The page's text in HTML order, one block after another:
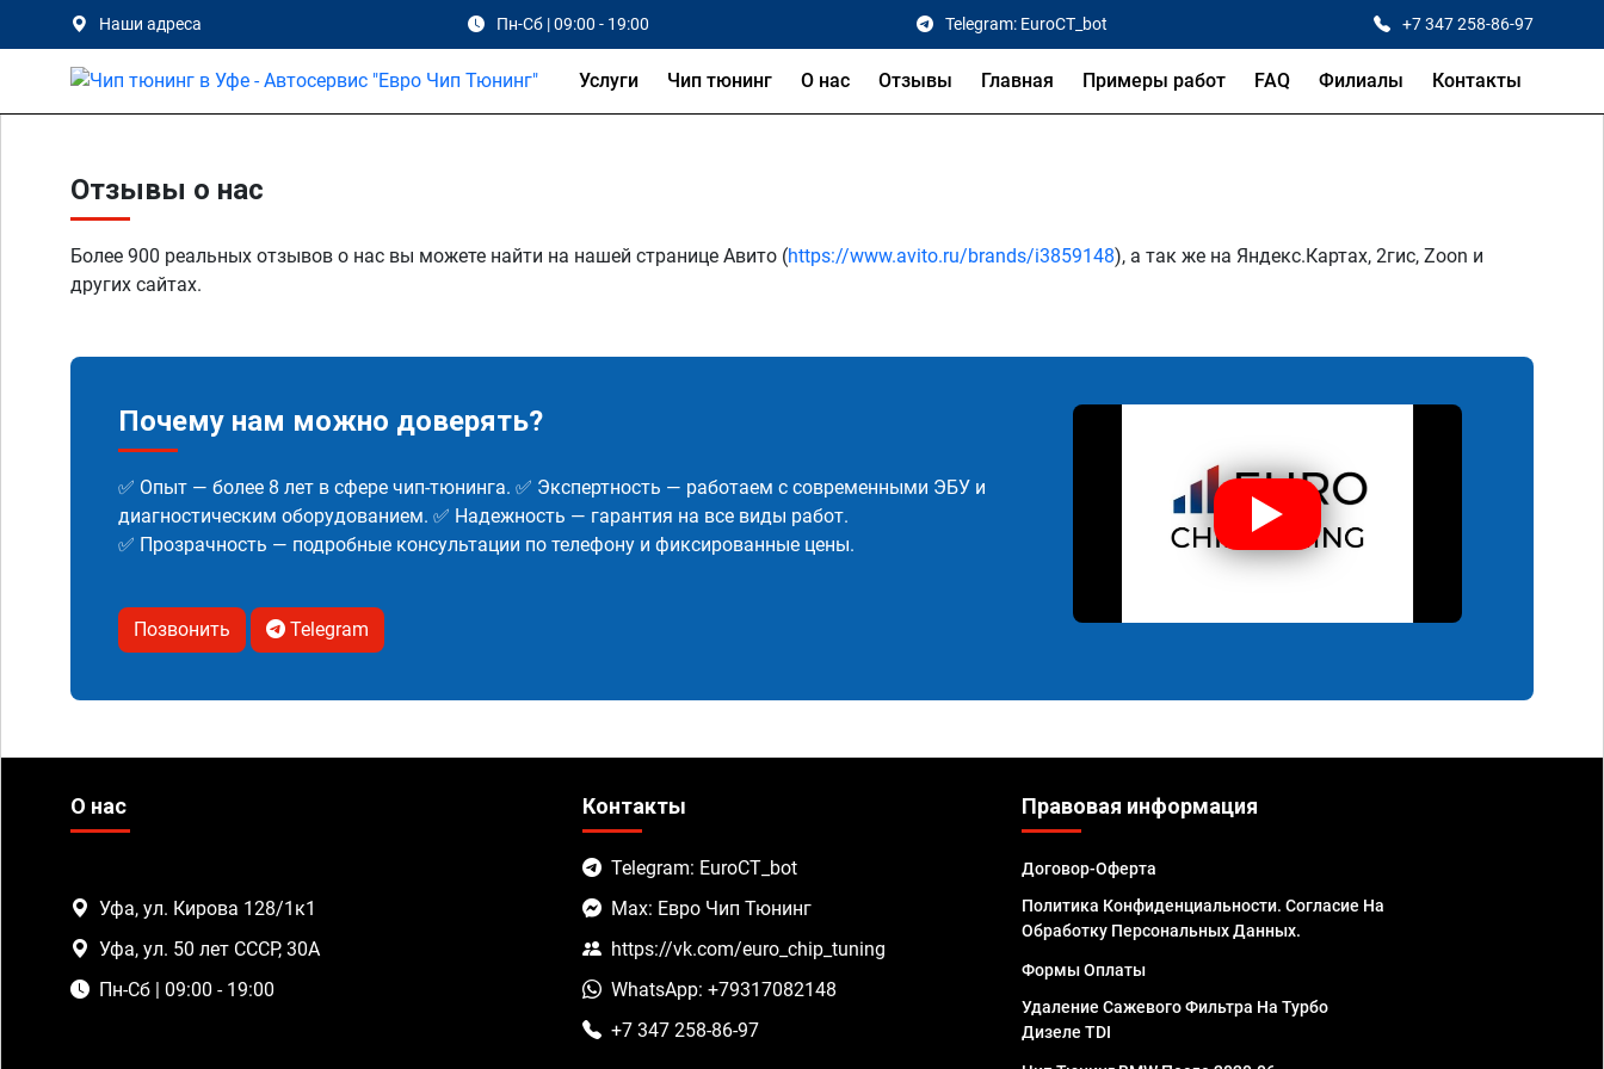
Наши адреса Пн-Сб | 09:00 - 19:00 Telegram: EuroCT_bot +7 347 258-86-97
Услуги Чип тюнинг О нас Отзывы Главная Примеры работ FAQ Филиалы Контакты
Отзывы о нас
Более 900 реальных отзывов о нас вы можете найти на нашей странице Авито (https://www.avito.ru/brands/i3859148), а так же на Яндекс.Картах, 2гис, Zoon и
других сайтах.
Почему нам можно доверять?
✅ Опыт — более 8 лет в сфере чип-тюнинга. ✅ Экспертность — работаем с современными ЭБУ и
диагностическим оборудованием. ✅ Надежность — гарантия на все виды работ.
✅ Прозрачность — подробные консультации по телефону и фиксированные цены.
Позвонить Telegram
О нас
Уфа, ул. Кирова 128/1к1
Уфа, ул. 50 лет СССР, 30А
Пн-Сб | 09:00 - 19:00
Контакты
Telegram: EuroCT_bot
Max: Евро Чип Тюнинг
https://vk.com/euro_chip_tuning
WhatsApp: +79317082148
+7 347 258-86-97
Правовая информация
Договор-Оферта
Политика Конфиденциальности. Согласие На
Обработку Персональных Данных.
Формы Оплаты
Удаление Сажевого Фильтра На Турбо
Дизеле TDI